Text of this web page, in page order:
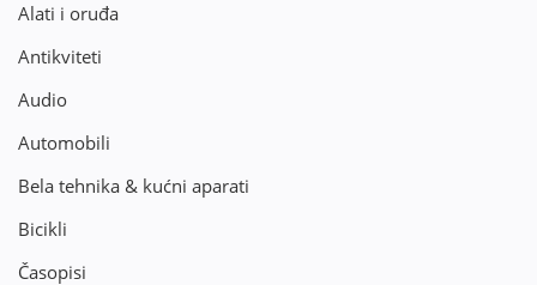
Alati i oruđa
Antikviteti
Audio
Automobili
Bela tehnika & kućni aparati
Bicikli
Časopisi